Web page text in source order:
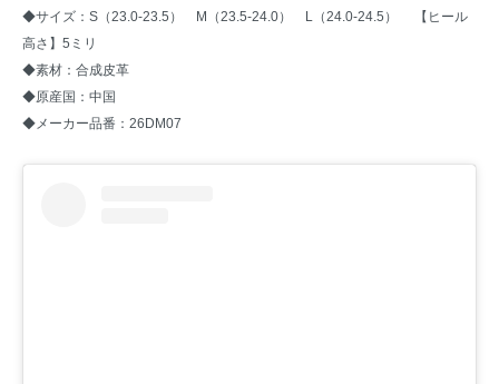
◆サイズ：S（23.0-23.5） M（23.5-24.0） L（24.0-24.5） 【ヒール
高さ】5ミリ
◆素材：合成皮革
◆原産国：中国
◆メーカー品番：26DM07